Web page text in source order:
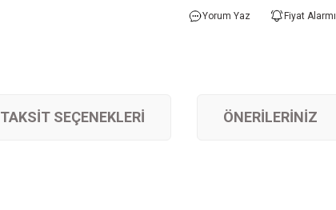
Yorum Yaz Fiyat Alarmı
TAKSIT SEÇENEKLERI ÖNERILERINIZ